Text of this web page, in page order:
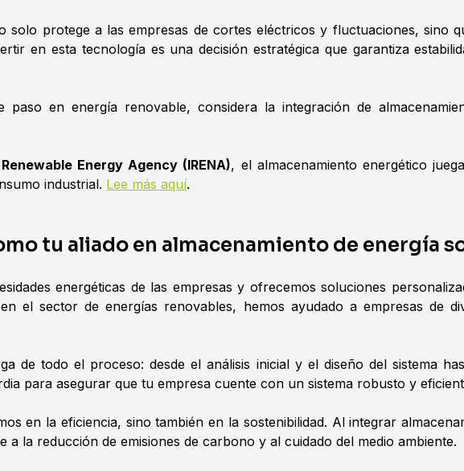
solo protege a las empresas de cortes eléctricos y fluctuaciones, sino
en esta tecnología es una decisión estratégica que garantiza
paso en energía renovable, considera la integración de
Energy Agency (IRENA), el almacenamiento energético
industrial. Lee más aquí.
tu aliado en almacenamiento de energía
energéticas de las empresas y ofrecemos soluciones
el sector de energías renovables, hemos ayudado a empresas de
de todo el proceso: desde el análisis inicial y el diseño del sistema
para asegurar que tu empresa cuente con un sistema robusto y
en la eficiencia, sino también en la sostenibilidad. Al integrar
la reducción de emisiones de carbono y al cuidado del medio ambiente.